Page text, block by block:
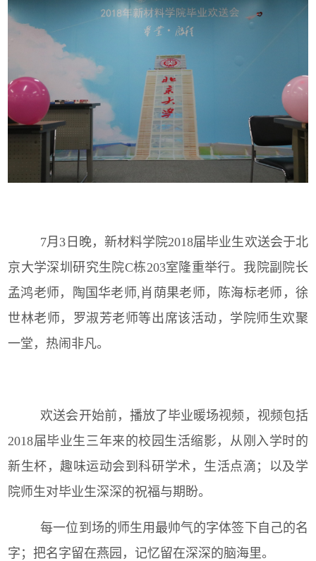
7月3日晚，新材料学院2018届毕业生欢送会于北
京大学深圳研究生院C栋203室隆重举行。我院副院长
孟鸿老师，陶国华老师,肖荫果老师，陈海标老师，徐
世林老师，罗淑芳老师等出席该活动，学院师生欢聚
一堂，热闹非凡。
欢送会开始前，播放了毕业暖场视频，视频包括
2018届毕业生三年来的校园生活缩影，从刚入学时的
新生杯，趣味运动会到科研学术，生活点滴；以及学
院师生对毕业生深深的祝福与期盼。
每一位到场的师生用最帅气的字体签下自己的名
字；把名字留在燕园，记忆留在深深的脑海里。